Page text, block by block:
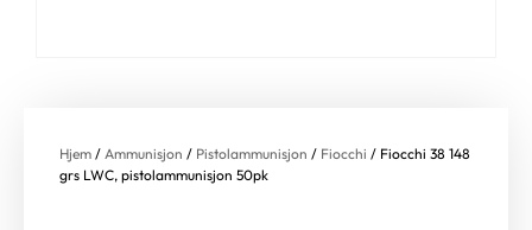
Hjem / Ammunisjon / Pistolammunisjon / Fiocchi / Fiocchi 38 148
grs LWC, pistolammunisjon 50pk